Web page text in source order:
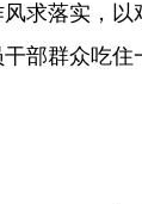
求落实，
部群众吃